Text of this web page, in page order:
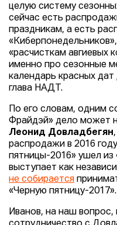
целую систему
сейчас есть
праздникам, а есть
«расчисткам
именно про сезонные
календарь красных
глава НАДТ.
По его словам, одним
Фрайдэй» дело может
Леонид Довладбегян
распродажи в 2016
пятницы-2016» ушел из
выступает как
не собирается
«Черную пятницу-2017».
Иванов, на наш